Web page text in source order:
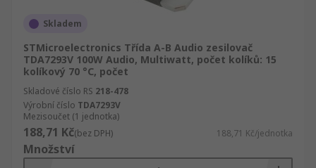
Skladem
STMicroelectronics Třída A-B Audio zesilovač
TDA7293V 100W Audio, Multiwatt, počet kolíků: 15
kolíkový 70 °C, počet
Skladové číslo RS 218-478
Výrobní číslo TDA7293V
Mezisoučet (1 jednotka)
188,71 Kč(bez DPH) 188,71 Kč/jednotka
Množství